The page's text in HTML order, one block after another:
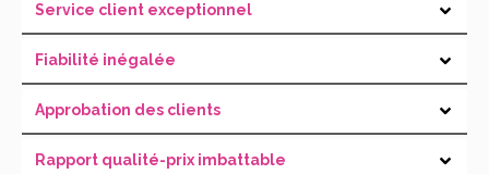
Service client exceptionnel
Fiabilité inégalée
Approbation des clients
Rapport qualité-prix imbattable